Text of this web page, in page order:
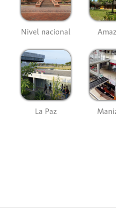
Nivel nacional
La Paz